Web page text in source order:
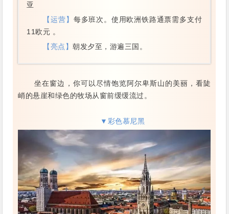
亚
【运营】 每多班次。使用欧洲铁路通票需多支付
11欧元 。
【亮点】朝发夕至，游遍三国。
坐在窗边，你可以尽情饱览阿尔卑斯山的美丽，看陡
峭的悬崖和绿色的牧场从窗前缓缓流过。
▼彩色慕尼黑